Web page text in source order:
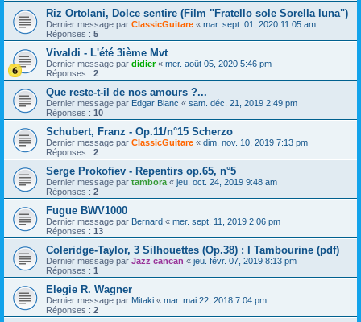
Riz Ortolani, Dolce sentire (Film "Fratello sole Sorella luna")
Dernier message par ClassicGuitare « mar. sept. 01, 2020 11:05 am
Réponses : 5
Vivaldi - L'été 3ième Mvt
Dernier message par didier« mer. août 05, 2020 5:46 pm
Réponses : 2
Que reste-t-il de nos amours ?...
Dernier message par Edgar Blanc « sam. déc. 21, 2019 2:49 pm
Réponses : 10
Schubert, Franz - Op.11/n°15 Scherzo
Dernier message par ClassicGuitare « dim. nov. 10, 2019 7:13 pm
Réponses : 2
Serge Prokofiev - Repentirs op.65, n°5
Dernier message par tambora « jeu. oct. 24, 2019 9:48 am
Réponses : 2
Fugue BWV1000
Dernier message par Bernard « mer. sept. 11, 2019 2:06 pm
Réponses : 13
Coleridge-Taylor, 3 Silhouettes (Op.38) : I Tambourine (pdf)
Dernier message par Jazz cancan « jeu. févr. 07, 2019 8:13 pm
Réponses : 1
Elegie R. Wagner
Dernier message par Mitaki « mar. mai 22, 2018 7:04 pm
Réponses : 2